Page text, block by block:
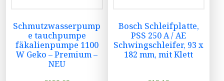
Schmutzwasserpump
e tauchpumpe
fäkalienpumpe 1100
W Geko – Premium –
NEU
Bosch Schleifplatte,
PSS 250 A / AE
Schwingschleifer, 93 x
182 mm, mit Klett